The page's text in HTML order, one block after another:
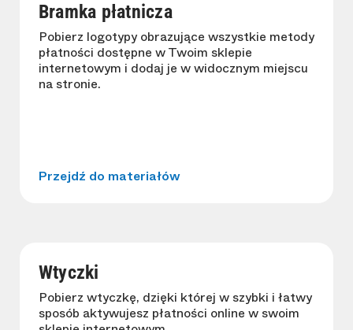
Bramka płatnicza
Pobierz logotypy obrazujące wszystkie metody
płatności dostępne w Twoim sklepie
internetowym i dodaj je w widocznym miejscu
na stronie.
Przejdź do materiałów
Wtyczki
Pobierz wtyczkę, dzięki której w szybki i łatwy
sposób aktywujesz płatności online w swoim